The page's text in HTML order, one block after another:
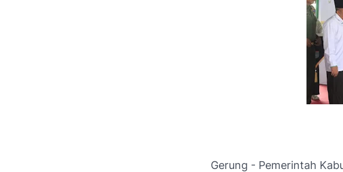
Gerung - Pemerintah